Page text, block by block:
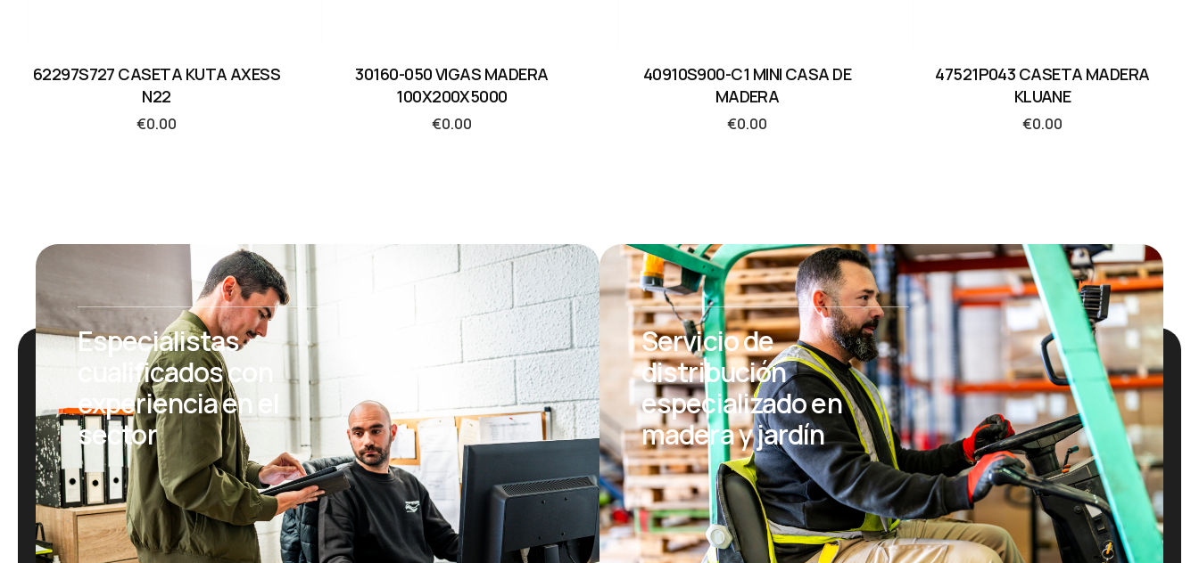
62297S727 CASETA KUTA AXESS
N22
€0.00
30160-050 VIGAS MADERA
100X200X5000
€0.00
40910S900-C1 MINI CASA DE
MADERA
€0.00
47521P043 CASETA MADERA
KLUANE
€0.00
Especialistas
cualificados con
experiencia en el
sector
Servicio de
distribución
especializado en
madera y jardín